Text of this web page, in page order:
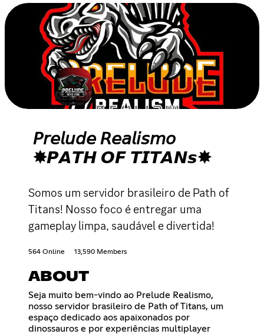
𝘗𝘳𝘦𝘭𝘶𝘥𝘦 𝘙𝘦𝘢𝘭𝘪𝘴𝘮𝘰
✸𝙋𝘼𝙏𝙃 𝙊𝙁 𝙏𝙄𝙏𝘼𝙉𝙨✸
Somos um servidor brasileiro de Path of
Titans! Nosso foco é entregar uma
gameplay limpa, saudável e divertida!
564 Online 13,590 Members
ABOUT
Seja muito bem-vindo ao Prelude Realismo,
nosso servidor brasileiro de Path of Titans, um
espaço dedicado aos apaixonados por
dinossauros e por experiências multiplayer